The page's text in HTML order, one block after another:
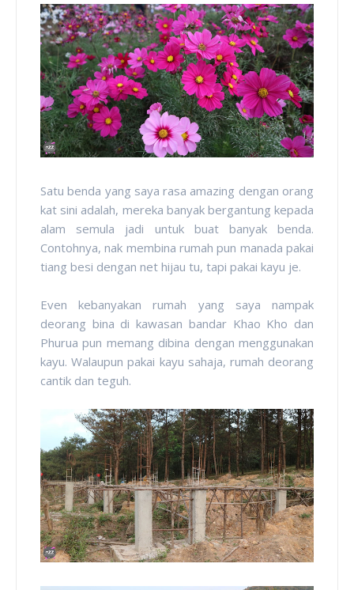
Satu benda yang saya rasa amazing dengan orang
kat sini adalah, mereka banyak bergantung kepada
alam semula jadi untuk buat banyak benda.
Contohnya, nak membina rumah pun manada pakai
tiang besi dengan net hijau tu, tapi pakai kayu je.
Even kebanyakan rumah yang saya nampak
deorang bina di kawasan bandar Khao Kho dan
Phurua pun memang dibina dengan menggunakan
kayu. Walaupun pakai kayu sahaja, rumah deorang
cantik dan teguh.